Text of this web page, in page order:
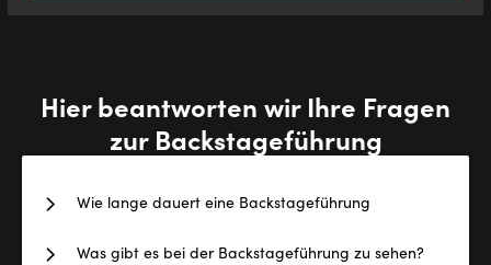
Hier beantworten wir Ihre Fragen
zur Backstageführung
Wie lange dauert eine Backstageführung
Was gibt es bei der Backstageführung zu sehen?